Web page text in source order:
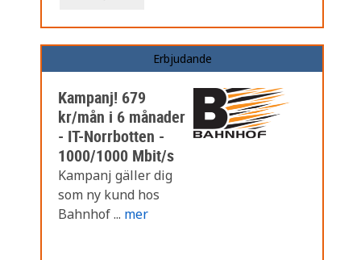
Erbjudande
Kampanj! 679
kr/mån i 6 månader
- IT-Norrbotten -
1000/1000 Mbit/s
Kampanj gäller dig
som ny kund hos
Bahnhof ... mer